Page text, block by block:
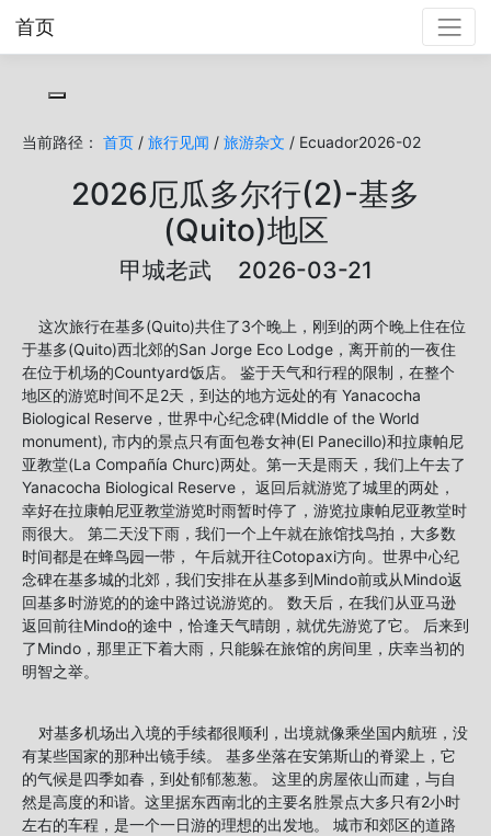
首页
当前路径： 首页 / 旅行见闻 / 旅游杂文 / Ecuador2026-02
2026厄瓜多尔行(2)-基多
(Quito)地区
甲城老武 2026-03-21
这次旅行在基多(Quito)共住了3个晚上，刚到的两个晚上住在位
于基多(Quito)西北郊的San Jorge Eco Lodge，离开前的一夜住
在位于机场的Countyard饭店。 鉴于天气和行程的限制，在整个
地区的游览时间不足2天，到达的地方远处的有 Yanacocha
Biological Reserve，世界中心纪念碑(Middle of the World
monument), 市内的景点只有面包卷女神(El Panecillo)和拉康帕尼
亚教堂(La Compañía Churc)两处。第一天是雨天，我们上午去了
Yanacocha Biological Reserve， 返回后就游览了城里的两处，
幸好在拉康帕尼亚教堂游览时雨暂时停了，游览拉康帕尼亚教堂时
雨很大。 第二天没下雨，我们一个上午就在旅馆找鸟拍，大多数
时间都是在蜂鸟园一带， 午后就开往Cotopaxi方向。世界中心纪
念碑在基多城的北郊，我们安排在从基多到Mindo前或从Mindo返
回基多时游览的的途中路过说游览的。 数天后，在我们从亚马逊
返回前往Mindo的途中，恰逢天气晴朗，就优先游览了它。 后来到
了Mindo，那里正下着大雨，只能躲在旅馆的房间里，庆幸当初的
明智之举。
对基多机场出入境的手续都很顺利，出境就像乘坐国内航班，没
有某些国家的那种出镜手续。 基多坐落在安第斯山的脊梁上，它
的气候是四季如春，到处郁郁葱葱。 这里的房屋依山而建，与自
然是高度的和谐。这里据东西南北的主要名胜景点大多只有2小时
左右的车程，是一个一日游的理想的出发地。 城市和郊区的道路